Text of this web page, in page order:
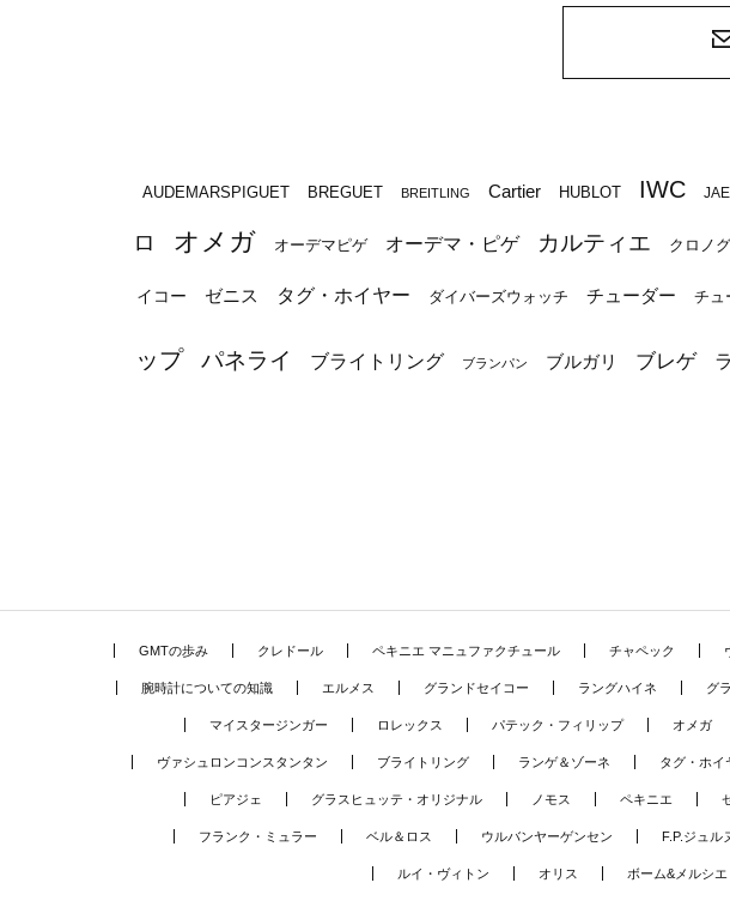
AUDEMARSPIGUET BREGUET BREITLING Cartier HUBLOT IWC
ロ オメガ オーデマピゲ オーデマ・ピゲ カルティエ クロノ
イコー ゼニス タグ・ホイヤー ダイバーズウォッチ チューダー チュ
ップ パネライ ブライトリング ブランパン ブルガリ ブレゲ
GMTの歩み クレドール ペキニエ マニュファクチュール チャペック
腕時計についての知識 エルメス グランドセイコー ラングハイネ グ
マイスタージンガー ロレックス パテック・フィリップ オメガ
ヴァシュロンコンスタンタン ブライトリング ランゲ＆ゾーネ タグ・ホイ
ピアジェ グラスヒュッテ・オリジナル ノモス ペキニエ
フランク・ミュラー ベル＆ロス ウルバンヤーゲンセン F.P.ジュル
ルイ・ヴィトン オリス ボーム&メルシエ